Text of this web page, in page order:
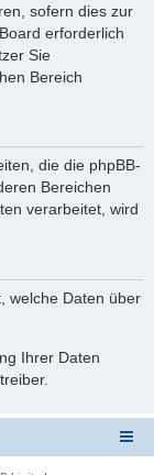
sofern dies zur
erforderlich
Sie
Bereich
die die phpBB-
Bereichen
verarbeitet, wird
welche Daten über
Ihrer Daten